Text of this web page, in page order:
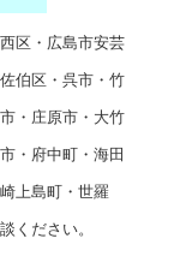
区・広島市安芸
伯区・呉市・竹
・庄原市・大竹
・府中町・海田
上島町・世羅
ください。